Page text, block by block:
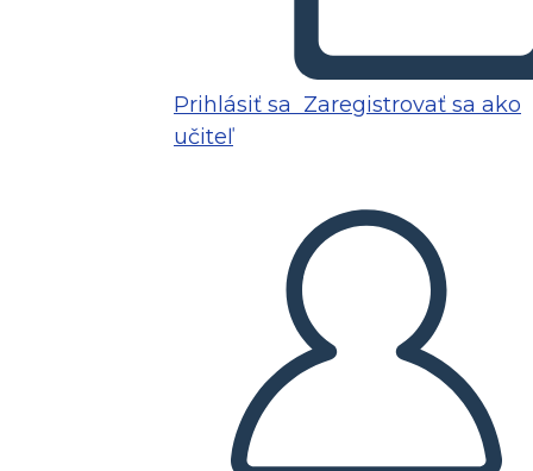
Prihlásiť sa Zaregistrovať sa ako
učiteľ